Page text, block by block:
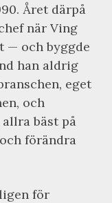
Året därpå
när Ving
— och byggde
han aldrig
eget
och
bäst på
förändra
för